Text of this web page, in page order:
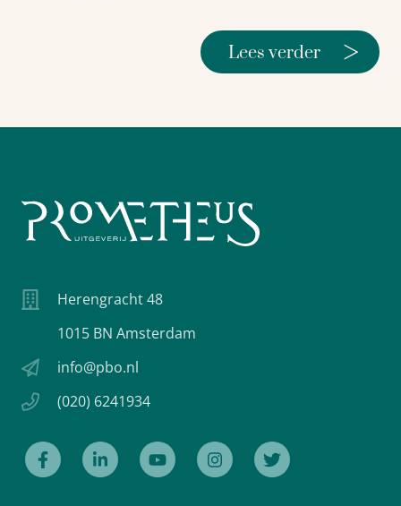
Lees verder >
Herengracht 48
1015 BN Amsterdam
info@pbo.nl
(020) 6241934